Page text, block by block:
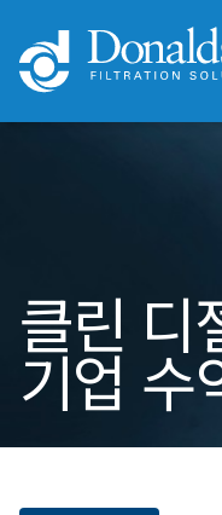
클린 디
기업 수